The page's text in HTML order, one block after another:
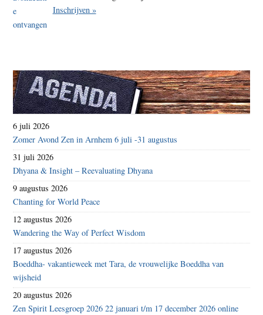
Inschrijven »
6 juli 2026
Zomer Avond Zen in Arnhem 6 juli -31 augustus
31 juli 2026
Dhyana & Insight – Reevaluating Dhyana
9 augustus 2026
Chanting for World Peace
12 augustus 2026
Wandering the Way of Perfect Wisdom
17 augustus 2026
Boeddha- vakantieweek met Tara, de vrouwelijke Boeddha van
wijsheid
20 augustus 2026
Zen Spirit Leesgroep 2026 22 januari t/m 17 december 2026 online